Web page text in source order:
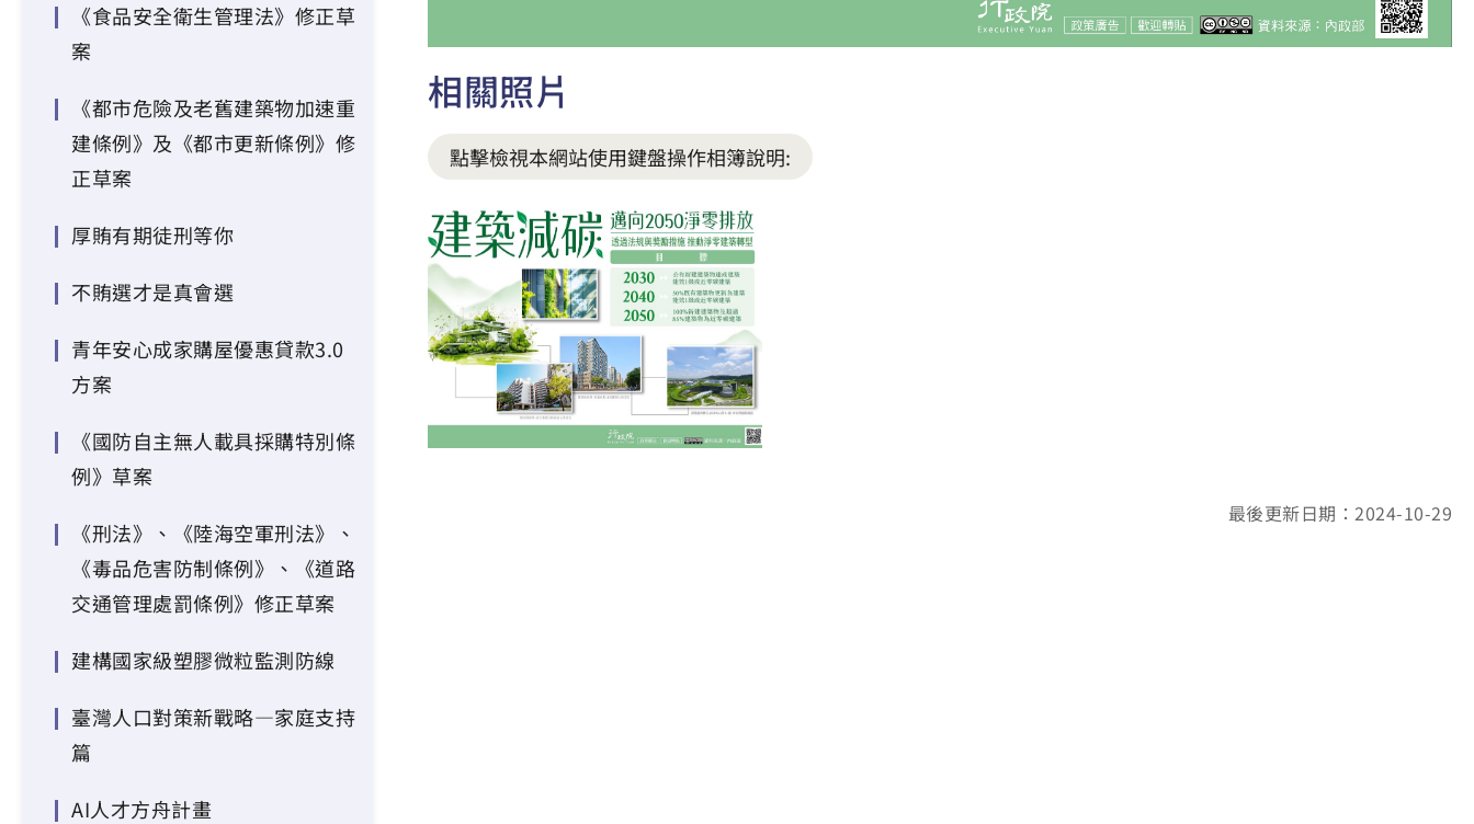
《食品安全衛生管理法》修正草
案
《都市危險及老舊建築物加速重
建條例》及《都市更新條例》修
正草案
厚賄有期徒刑等你
不賄選才是真會選
青年安心成家購屋優惠貸款3.0
方案
《國防自主無人載具採購特別條
例》草案
《刑法》、《陸海空軍刑法》、
《毒品危害防制條例》、《道路
交通管理處罰條例》修正草案
建構國家級塑膠微粒監測防線
臺灣人口對策新戰略—家庭支持
篇
AI人才方舟計畫
相關照片
點擊檢視本網站使用鍵盤操作相簿說明:
最後更新日期：2024-10-29